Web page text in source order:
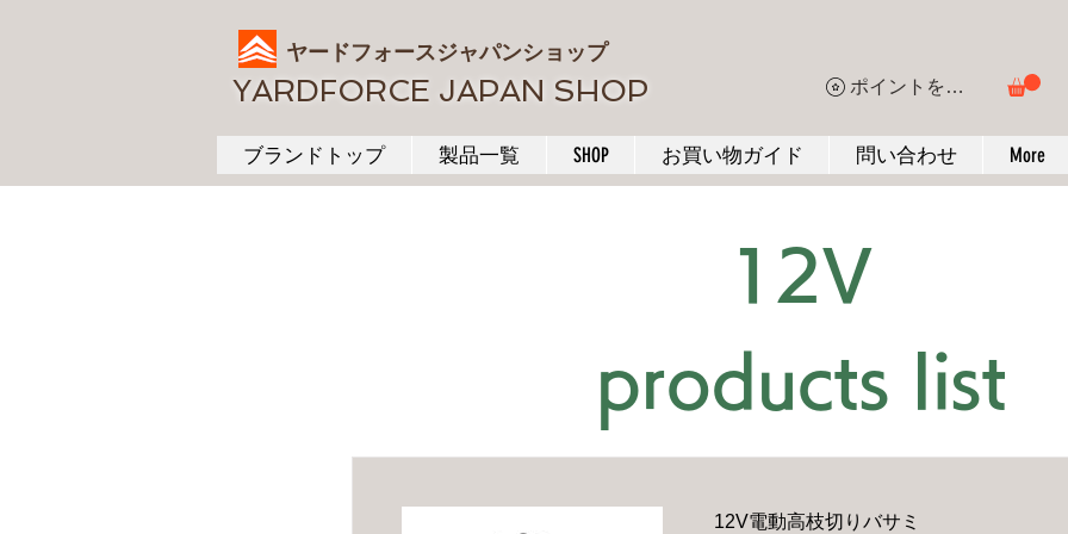
ヤードフォースジャパンショップ
YARDFORCE JAPAN SHOP ポイントを表示
ブランドトップ 製品一覧 SHOP お買い物ガイド 問い合わせ More
12V
products list
12V電動高枝切りバサミ